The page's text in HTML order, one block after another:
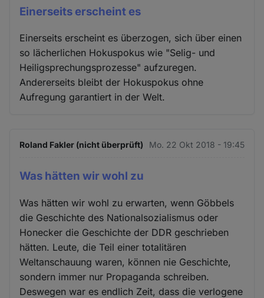
Einerseits erscheint es
Einerseits erscheint es überzogen, sich über einen
so lächerlichen Hokuspokus wie "Selig- und
Heiligsprechungsprozesse" aufzuregen.
Andererseits bleibt der Hokuspokus ohne
Aufregung garantiert in der Welt.
Roland Fakler (nicht überprüft) Mo. 22 Okt 2018 - 19:45
Was hätten wir wohl zu
Was hätten wir wohl zu erwarten, wenn Göbbels
die Geschichte des Nationalsozialismus oder
Honecker die Geschichte der DDR geschrieben
hätten. Leute, die Teil einer totalitären
Weltanschauung waren, können nie Geschichte,
sondern immer nur Propaganda schreiben.
Deswegen war es endlich Zeit, dass die verlogene